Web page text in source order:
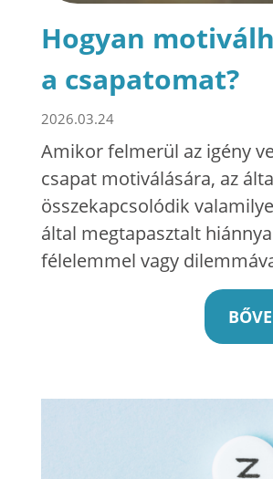
Hogyan
a csapatomat?
2026.03.24
Amikor felmerül az igény
csapat motiválására, az
összekapcsolódik
által megtapasztalt
félelemmel vagy